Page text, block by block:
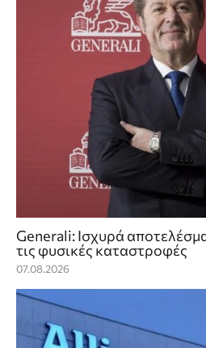
Generali: Ισχυρά
τις φυσικές καταστροφές
07.08.2026